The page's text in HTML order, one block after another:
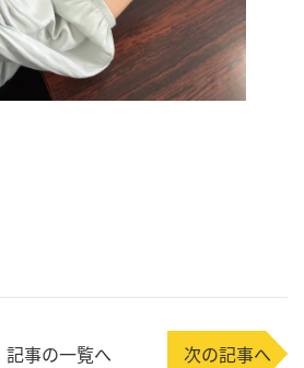
次の記事へ
記事の一覧へ